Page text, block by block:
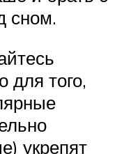
сном.
для того,
укрепят